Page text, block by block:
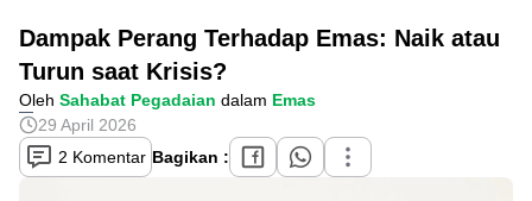
Dampak Perang Terhadap Emas: Naik atau
Turun saat Krisis?
Oleh Sahabat Pegadaian dalam Emas
29 April 2026
2 Komentar Bagikan :